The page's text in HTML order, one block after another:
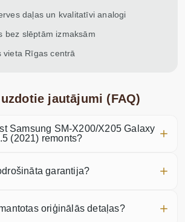
daļas un kvalitatīvi analogi
bez slēptām izmaksām
vieta Rīgas centrā
jautājumi (FAQ)
Samsung SM-X200/X205 Galaxy
(2021) remonts?
garantija?
oriģinālās detaļas?